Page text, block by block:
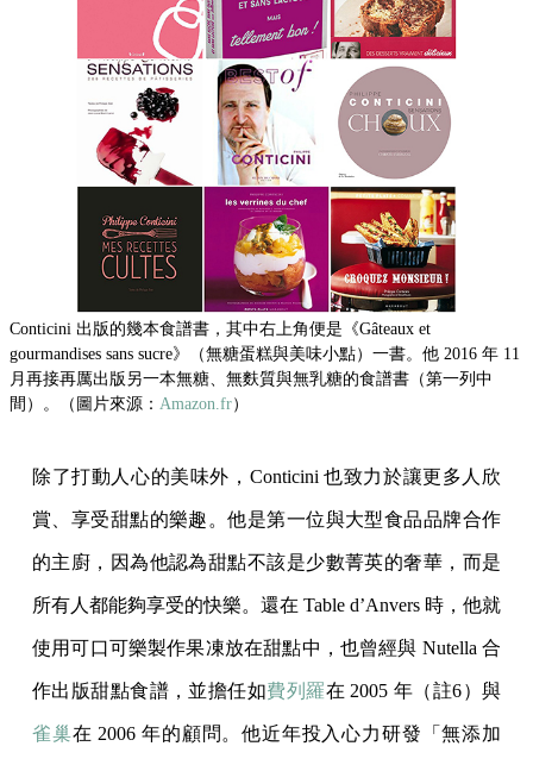
Conticini 出版的幾本食譜書，其中右上角便是《Gâteaux et
gourmandises sans sucre》（無糖蛋糕與美味小點）一書。他 2016 年 11
月再接再厲出版另一本無糖、無麩質與無乳糖的食譜書（第一列中
間）。（圖片來源： Amazon.fr）
除了打動人心的美味外，Conticini 也致力於讓更多人欣
賞、享受甜點的樂趣。他是第一位與大型食品品牌合作
的主廚，因為他認為甜點不該是少數菁英的奢華，而是
所有人都能夠享受的快樂。還在 Table d’Anvers 時，他就
使用可口可樂製作果凍放在甜點中，也曾經與 Nutella 合
作出版甜點食譜，並擔任如費列羅在 2005 年（註6）與
雀巢在 2006 年的顧問。他近年投入心力研發「無添加